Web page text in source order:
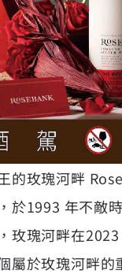
的玫瑰河畔
於1993 年不敵
玫瑰河畔在
屬於玫瑰河畔